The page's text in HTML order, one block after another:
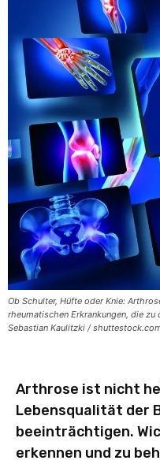
Ob Schulter, Hüfte oder Knie:
rheumatischen Erkrankungen, die
Sebastian Kaulitzki /
Arthrose ist nicht
Lebensqualität der
beeinträchtigen.
erkennen und zu